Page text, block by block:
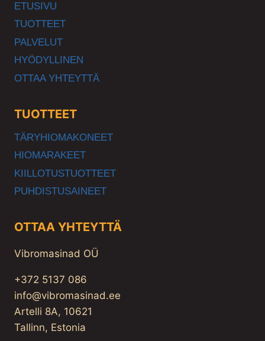
ETUSIVU
TUOTTEET
PALVELUT
HYÖDYLLINEN
OTTAA YHTEYTTÄ
TUOTTEET
TÄRYHIOMAKONEET
HIOMARAKEET
KIILLOTUSTUOTTEET
PUHDISTUSAINEET
OTTAA YHTEYTTÄ
Vibromasinad OÜ
+372 5137 086
info@vibromasinad.ee
Artelli 8A, 10621
Tallinn, Estonia